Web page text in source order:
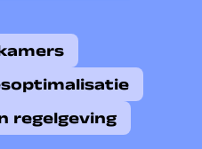
regelgeving